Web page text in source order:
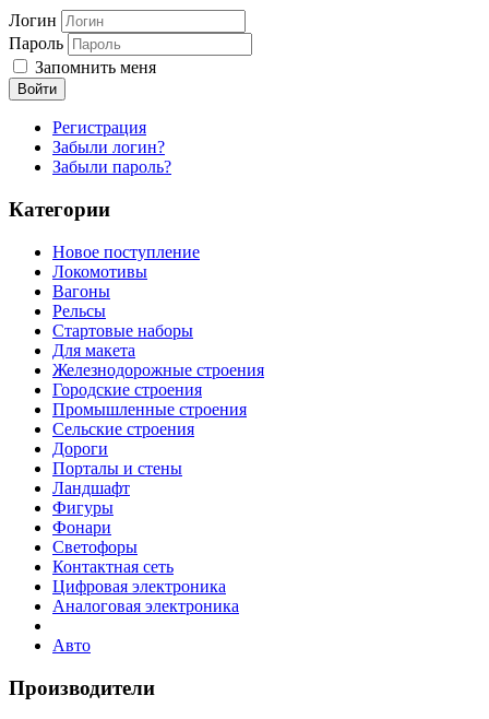
Логин
Пароль
Запомнить меня
Войти
Регистрация
Забыли логин?
Забыли пароль?
Категории
Новое поступление
Локомотивы
Вагоны
Рельсы
Стартовые наборы
Для макета
Железнодорожные строения
Городские строения
Промышленные строения
Сельские строения
Дороги
Порталы и стены
Ландшафт
Фигуры
Фонари
Светофоры
Контактная сеть
Цифровая электроника
Аналоговая электроника
Авто
Производители